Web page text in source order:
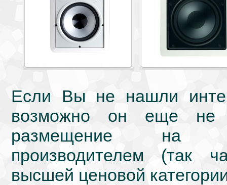
Если Вы не нашли
возможно он еще не
размещение на
производителем (так
высшей ценовой